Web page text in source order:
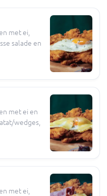
met ei,
salade en
met ei en
wedges,
met ei,